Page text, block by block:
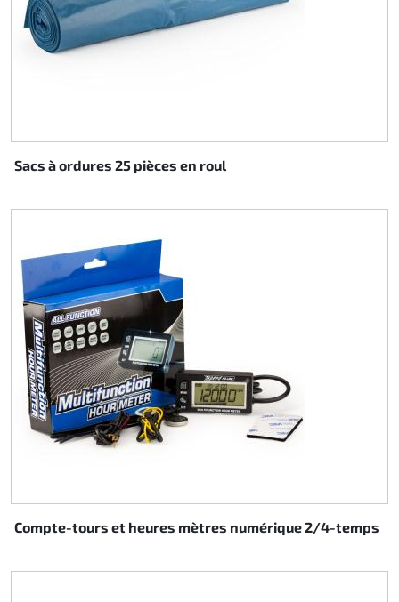
Sacs à ordures 25 pièces en roul
Compte-tours et heures mètres numérique 2/4-temps